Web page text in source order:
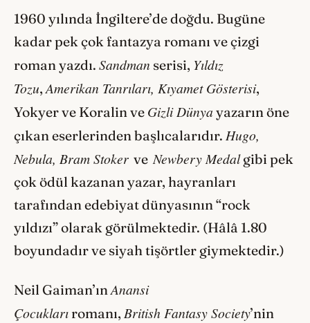
1960 yılında İngiltere’de doğdu. Bugüne
kadar pek çok fantazya romanı ve çizgi
roman yazdı. Sandman serisi, Yıldız
Tozu, Amerikan Tanrıları, Kıyamet Gösterisi,
Yokyer ve Koralin ve Gizli Dünya yazarın öne
çıkan eserlerinden başlıcalarıdır. Hugo,
Nebula, Bram Stoker ve Newbery Medalgibi pek
çok ödül kazanan yazar, hayranları
tarafından edebiyat dünyasının “rock
yıldızı” olarak görülmektedir. (Hâlâ 1.80
boyundadır ve siyah tişörtler giymektedir.)
Neil Gaiman’ınAnansi
Çocukları romanı, British Fantasy Society’nin